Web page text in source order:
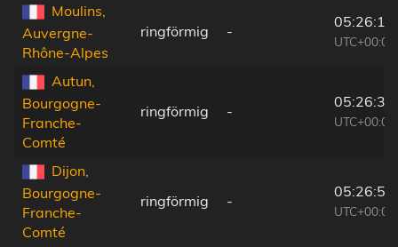
Moulins,
Auvergne-
Rhône-Alpes
ringförmig -
05:26:13
UTC+00:09
Autun,
Bourgogne-
Franche-
Comté
ringförmig -
05:26:35
UTC+00:09
Dijon,
Bourgogne-
Franche-
Comté
ringförmig -
05:26:58
UTC+00:09